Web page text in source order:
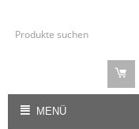
MENÜ